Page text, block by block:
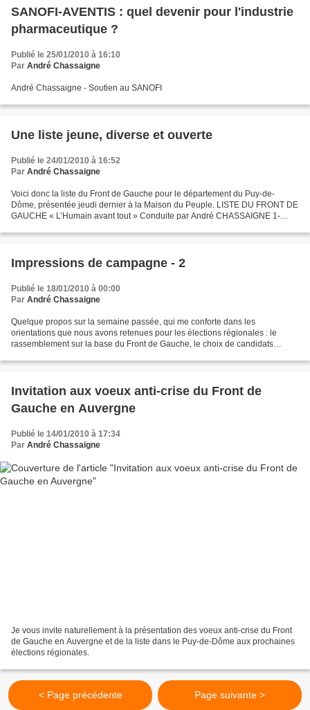
SANOFI-AVENTIS : quel devenir pour l'industrie
pharmaceutique ?
Publié le 25/01/2010 à 16:10
Par André Chassaigne
André Chassaigne - Soutien au SANOFI
Une liste jeune, diverse et ouverte
Publié le 24/01/2010 à 16:52
Par André Chassaigne
Voici donc la liste du Front de Gauche pour le département du Puy-de-
Dôme, présentée jeudi dernier à la Maison du Peuple. LISTE DU FRONT DE
GAUCHE « L’Humain avant tout » Conduite par André CHASSAIGNE 1-
Impressions de campagne - 2
Publié le 18/01/2010 à 00:00
Par André Chassaigne
Quelque propos sur la semaine passée, qui me conforte dans les
orientations que nous avons retenues pour les élections régionales : le
rassemblement sur la base du Front de Gauche, le choix de candidats
Invitation aux voeux anti-crise du Front de
Gauche en Auvergne
Publié le 14/01/2010 à 17:34
Par André Chassaigne
Je vous invite naturellement à la présentation des voeux anti-crise du Front
de Gauche en Auvergne et de la liste dans le Puy-de-Dôme aux prochaines
élections régionales.
< Page précédente Page suivante >